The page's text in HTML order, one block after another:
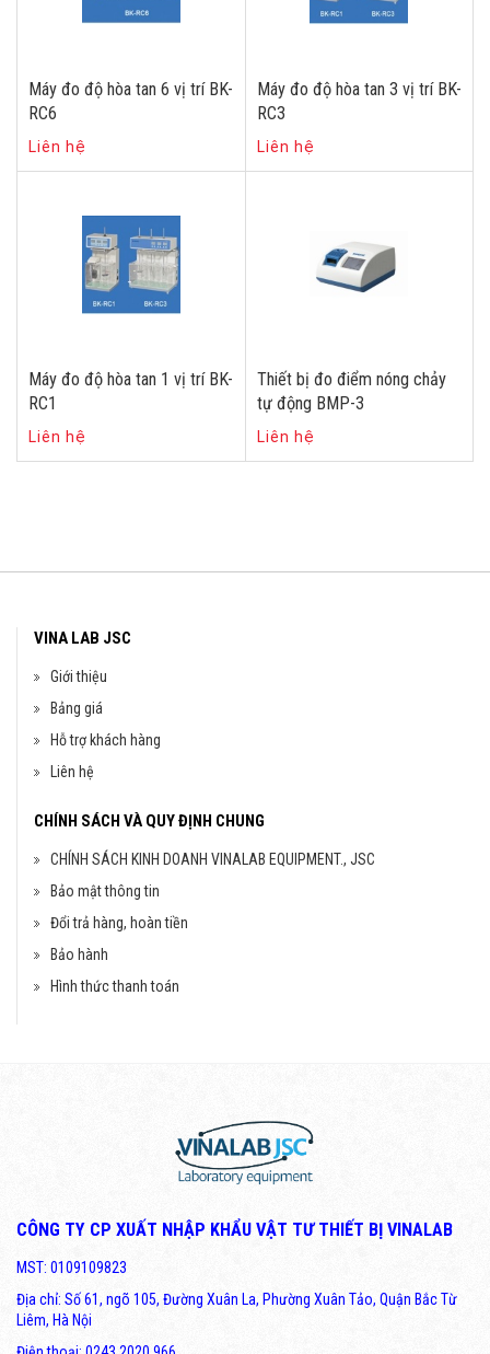
Máy đo độ hòa tan 6 vị trí BK-
RC6
Liên hệ
Máy đo độ hòa tan 3 vị trí BK-
RC3
Liên hệ
Máy đo độ hòa tan 1 vị trí BK-
RC1
Liên hệ
Thiết bị đo điểm nóng chảy
tự động BMP-3
Liên hệ
VINA LAB JSC
Giới thiệu
Bảng giá
Hỗ trợ khách hàng
Liên hệ
CHÍNH SÁCH VÀ QUY ĐỊNH CHUNG
CHÍNH SÁCH KINH DOANH VINALAB EQUIPMENT., JSC
Bảo mật thông tin
Đổi trả hàng, hoàn tiền
Bảo hành
Hình thức thanh toán
CÔNG TY CP XUẤT NHẬP KHẨU VẬT TƯ THIẾT BỊ VINALAB
MST: 0109109823
Địa chỉ: Số 61, ngõ 105, Đường Xuân La, Phường Xuân Tảo, Quận Bắc Từ
Liêm, Hà Nội